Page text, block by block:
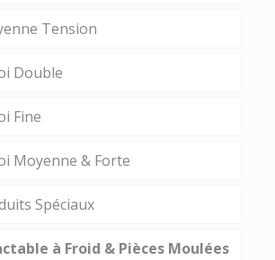
Tension
Double
Fine
Moyenne & Forte
Spéciaux
à Froid & Pièces Moulées